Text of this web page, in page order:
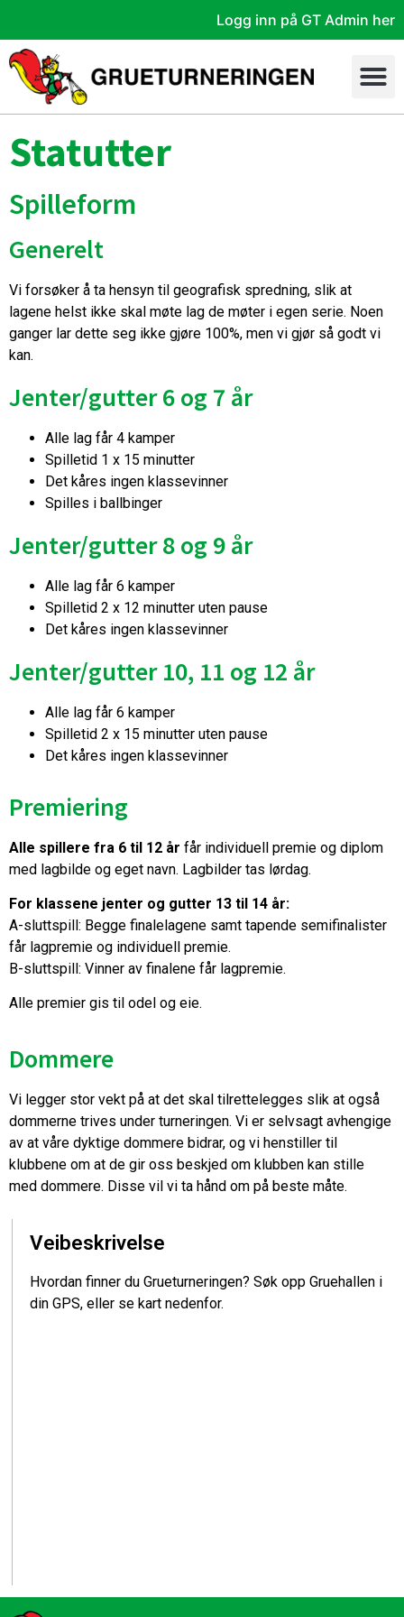
Logg inn på GT Admin her
Statutter
Spilleform
Generelt
Vi forsøker å ta hensyn til geografisk spredning, slik at
lagene helst ikke skal møte lag de møter i egen serie. Noen
ganger lar dette seg ikke gjøre 100%, men vi gjør så godt vi
kan.
Jenter/gutter 6 og 7 år
Alle lag får 4 kamper
Spilletid 1 x 15 minutter
Det kåres ingen klassevinner
Spilles i ballbinger
Jenter/gutter 8 og 9 år
Alle lag får 6 kamper
Spilletid 2 x 12 minutter uten pause
Det kåres ingen klassevinner
Jenter/gutter 10, 11 og 12 år
Alle lag får 6 kamper
Spilletid 2 x 15 minutter uten pause
Det kåres ingen klassevinner
Premiering
Alle spillere fra 6 til 12 år får individuell premie og diplom
med lagbilde og eget navn. Lagbilder tas lørdag.
For klassene jenter og gutter 13 til 14 år:
A-sluttspill: Begge finalelagene samt tapende semifinalister
får lagpremie og individuell premie.
B-sluttspill: Vinner av finalene får lagpremie.
Alle premier gis til odel og eie.
Dommere
Vi legger stor vekt på at det skal tilrettelegges slik at også
dommerne trives under turneringen. Vi er selvsagt avhengige
av at våre dyktige dommere bidrar, og vi henstiller til
klubbene om at de gir oss beskjed om klubben kan stille
med dommere. Disse vil vi ta hånd om på beste måte.
Veibeskrivelse
Hvordan finner du Grueturneringen? Søk opp Gruehallen i
din GPS, eller se kart nedenfor.